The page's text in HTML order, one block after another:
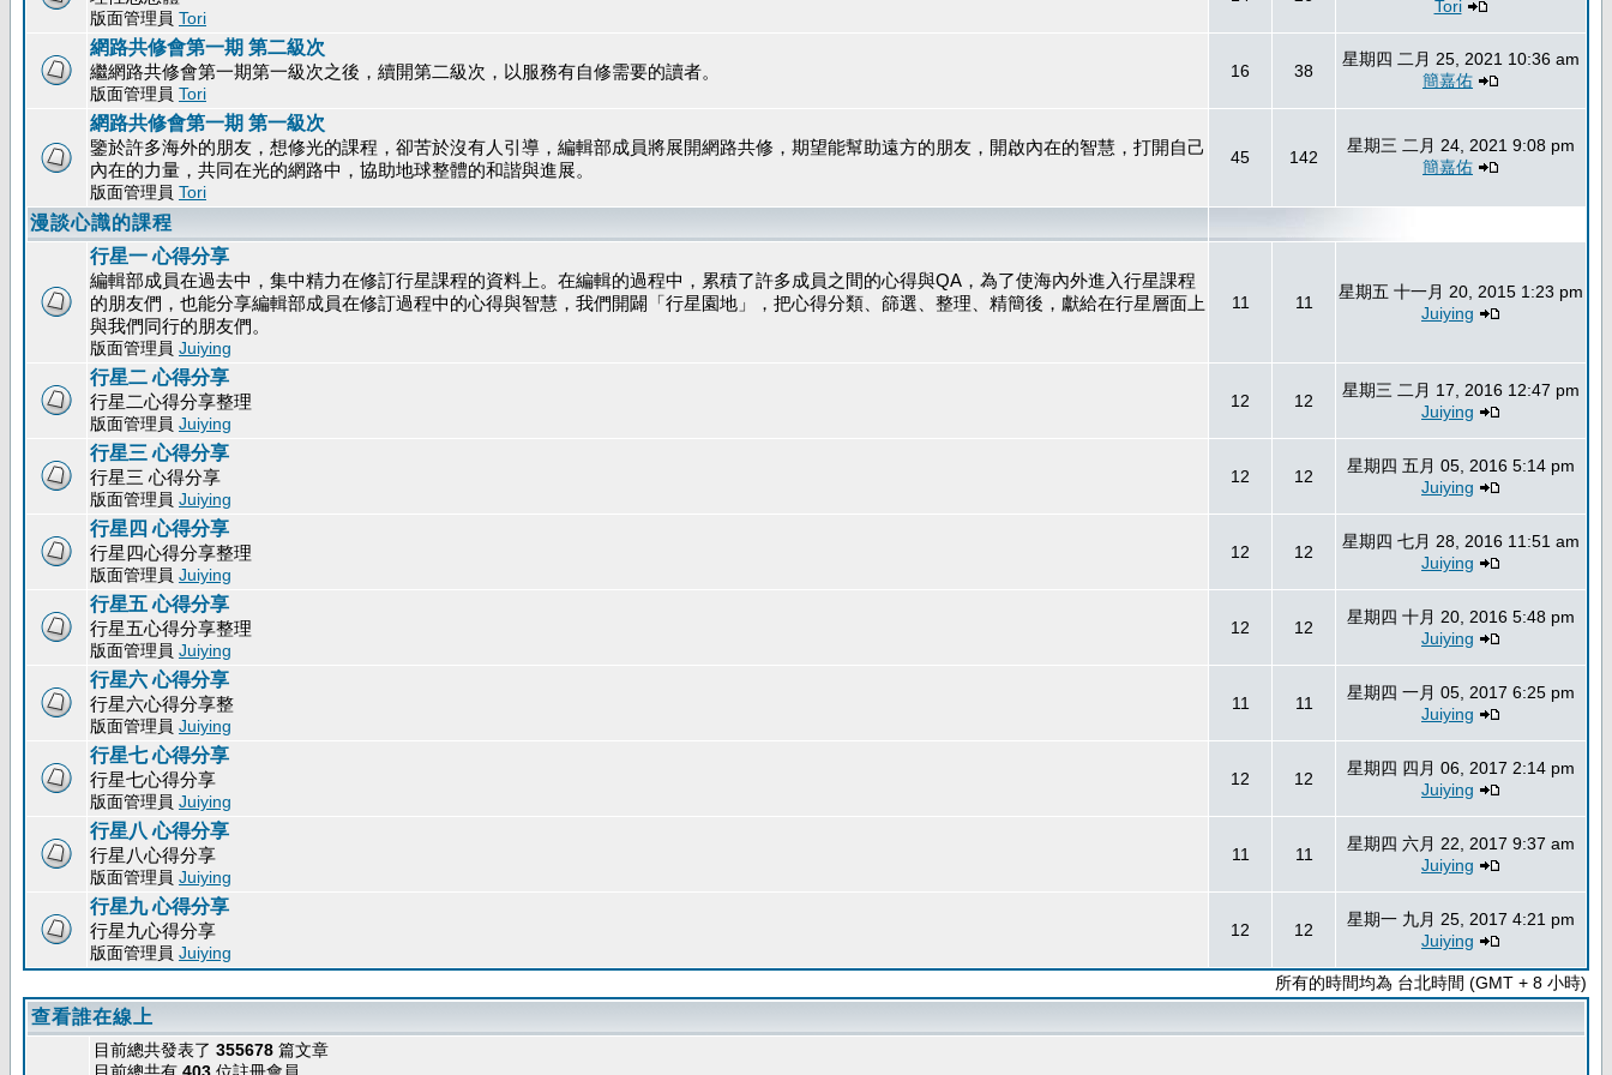
版面管理員 Tori
Tori
網路共修會第一期 第二級次
繼網路共修會第一期第一級次之後，續開第二級次，以服務有自修需要的讀者。
版面管理員 Tori
16 38
星期四 二月 25, 2021 10:36 am
簡嘉佑
網路共修會第一期 第一級次
鑒於許多海外的朋友，想修光的課程，卻苦於沒有人引導，編輯部成員將展開網路共修，期望能幫助遠方的朋友，開啟內在的智慧，打開自己
內在的力量，共同在光的網路中，協助地球整體的和諧與進展。
版面管理員 Tori
45 142
星期三 二月 24, 2021 9:08 pm
簡嘉佑
漫談心識的課程
行星一 心得分享
編輯部成員在過去中，集中精力在修訂行星課程的資料上。在編輯的過程中，累積了許多成員之間的心得與QA，為了使海內外進入行星課程
的朋友們，也能分享編輯部成員在修訂過程中的心得與智慧，我們開闢「行星園地」，把心得分類、篩選、整理、精簡後，獻給在行星層面上
與我們同行的朋友們。
版面管理員 Juiying
11 11
星期五 十一月 20, 2015 1:23 pm
Juiying
行星二 心得分享
行星二心得分享整理
版面管理員 Juiying
12 12
星期三 二月 17, 2016 12:47 pm
Juiying
行星三 心得分享
行星三 心得分享
版面管理員 Juiying
12 12
星期四 五月 05, 2016 5:14 pm
Juiying
行星四 心得分享
行星四心得分享整理
版面管理員 Juiying
12 12
星期四 七月 28, 2016 11:51 am
Juiying
行星五 心得分享
行星五心得分享整理
版面管理員 Juiying
12 12
星期四 十月 20, 2016 5:48 pm
Juiying
行星六 心得分享
行星六心得分享整
版面管理員 Juiying
11 11
星期四 一月 05, 2017 6:25 pm
Juiying
行星七 心得分享
行星七心得分享
版面管理員 Juiying
12 12
星期四 四月 06, 2017 2:14 pm
Juiying
行星八 心得分享
行星八心得分享
版面管理員 Juiying
11 11
星期四 六月 22, 2017 9:37 am
Juiying
行星九 心得分享
行星九心得分享
版面管理員 Juiying
12 12
星期一 九月 25, 2017 4:21 pm
Juiying
所有的時間均為 台北時間 (GMT + 8 小時)
查看誰在線上
目前總共發表了 355678 篇文章